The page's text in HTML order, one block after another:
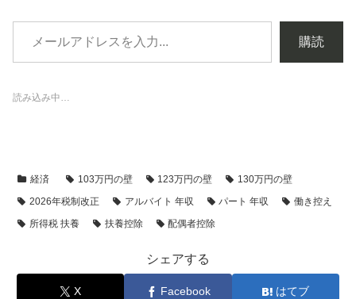
購読
読み込み中…
経済 103万円の壁 123万円の壁
130万円の壁
2026年税制改正
アルバイト 年収 パート 年収
働き控え
所得税 扶養
扶養控除 配偶者控除
シェアする
X Facebook はてブ